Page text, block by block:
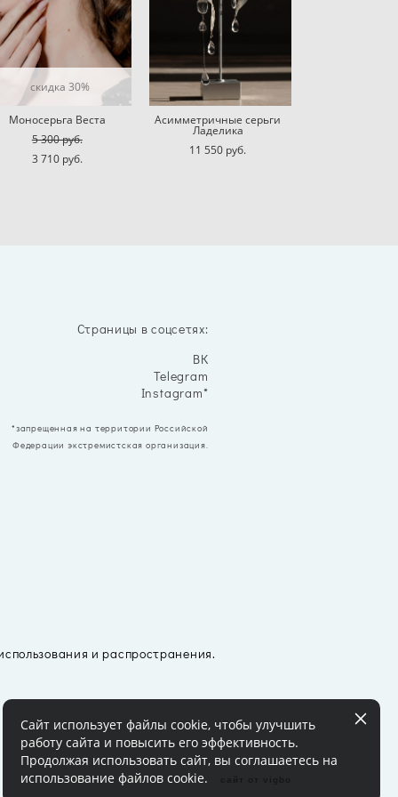
скидка 30%
Моносерьга Веста
5 300 pуб.
3 710 pуб.
Асимметричные серьги
Ладелика
11 550 pуб.
Страницы в соцсетях:
ВК
Telegram
Instagram*
*запрещенная на территории Российской
Федерации экстремистская организация.
и распространения.
Сайт использует файлы cookie, чтобы улучшить
работу сайта и повысить его эффективность.
Продолжая использовать сайт, вы соглашаетесь на
использование файлов cookie.